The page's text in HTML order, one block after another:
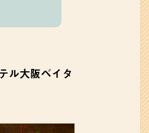
ル大阪ベイタ